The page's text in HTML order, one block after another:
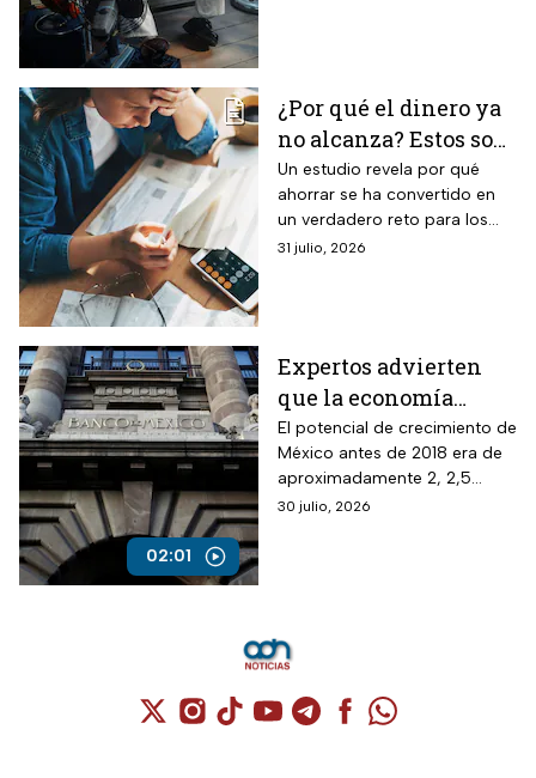
¿Por qué el dinero ya
no alcanza? Estos son
los gastos que más
impactan a los
mexicanos
Un estudio revela por qué
ahorrar se ha convertido en
un verdadero reto para los
mexicanos.
31 julio, 2026
02:01
Expertos advierten
que la economía
mexicana esta al
borde del colapso
El potencial de crecimiento de
México antes de 2018 era de
aproximadamente 2, 2,5
puntos del PIB y ahora por la
30 julio, 2026
Cuenta de X / Twitter (se abre en una
Cuenta de Instagram (se abre en una
Cuenta de TikTok (se abre en
Cuenta de YouTube (se abre
Cuenta de Telegram (se
Cuenta de
Cuenta de